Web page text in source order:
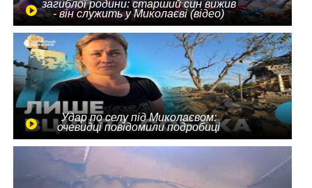
загиблої родини: старший син вижив
- він служить у Миколаєві (відео)
Удар по селу під Миколаєвом:
очевидці повідомили подробиці